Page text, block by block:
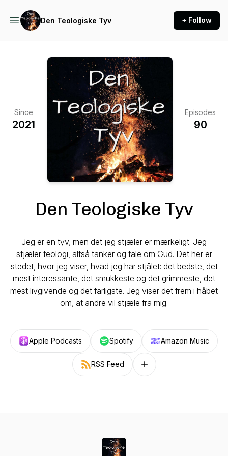
Den Teologiske Tyv + Follow
Since
2021
Episodes
90
Den Teologiske Tyv
Jeg er en tyv, men det jeg stjæler er mærkeligt. Jeg
stjæler teologi, altså tanker og tale om Gud. Det her er
stedet, hvor jeg viser, hvad jeg har stjålet: det bedste, det
mest interessante, det smukkeste og det grimmeste, det
mest livgivende og det farligste. Jeg viser det frem i håbet
om, at andre vil stjæle fra mig.
Apple Podcasts Spotify Amazon Music
RSS Feed Follow on other platforms